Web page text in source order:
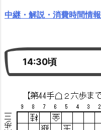
中継・解説・消費時間情報
14:30頃